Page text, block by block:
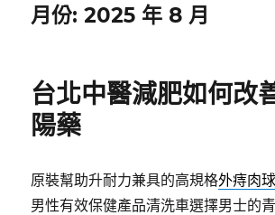
月份:2025 年 8 月
台北中醫減肥如何改
陽藥
原裝幫助升耐力兼具的高規格外痔肉球
男性有效保健產品清洗車選擇男士的